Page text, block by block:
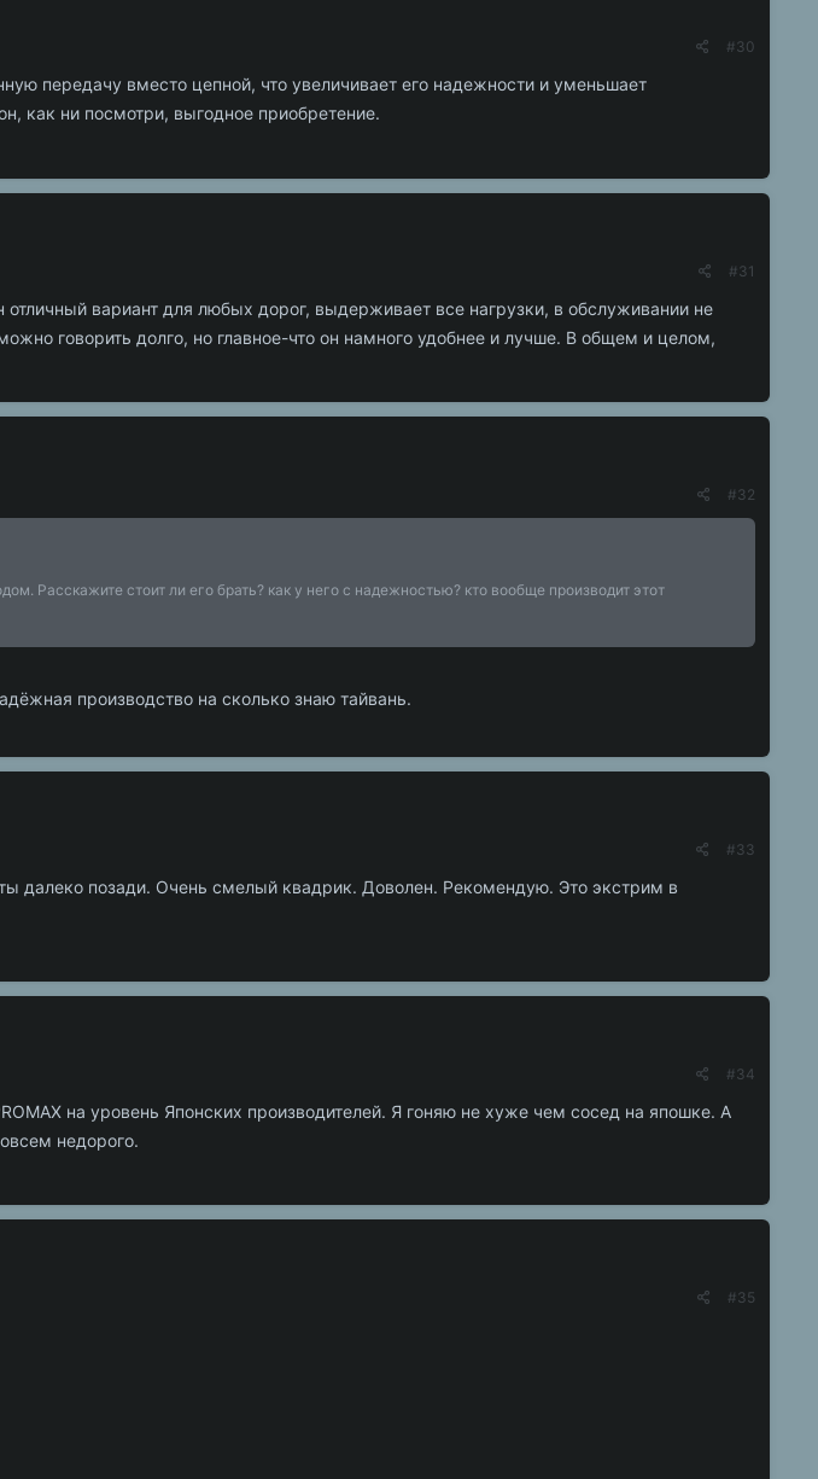
#30
передачу вместо цепной, что увеличивает его надежности и уменьшает
как ни посмотри, выгодное приобретение.
#31
вариант для любых дорог, выдерживает все нагрузки, в обслуживании не
говорить долго, но главное-что он намного удобнее и лучше. В общем и целом,
#32
Расскажите стоит ли его брать? как у него с надежностью? кто вообще производит этот
производство на сколько знаю тайвань.
#33
далеко позади. Очень смелый квадрик. Доволен. Рекомендую. Это экстрим в
#34
на уровень Японских производителей. Я гоняю не хуже чем сосед на япошке. А
недорого.
#35